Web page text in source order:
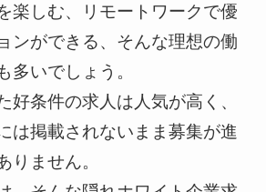
楽しむ、リモートワークで優
ンができる、そんな理想の働
多いでしょう。
好条件の求人は人気が高く、
は掲載されないまま募集が進
りません。